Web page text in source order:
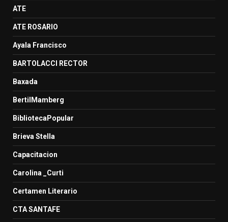
ATE
ATE ROSARIO
Ayala Francisco
BARTOLACCI RECTOR
Baxada
BertilMamberg
BibliotecaPopular
Brieva Stella
Capacitacion
Carolina _Curti
Certamen Literario
CTA SANTAFE